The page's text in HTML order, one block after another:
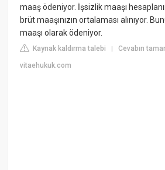
maaş ödeniyor. İşsizlik maaşı
brüt maaşınızın ortalaması alınıyor.
maaşı olarak ödeniyor.
Kaynak kaldırma talebi |Cevabın
vitaehukuk.com